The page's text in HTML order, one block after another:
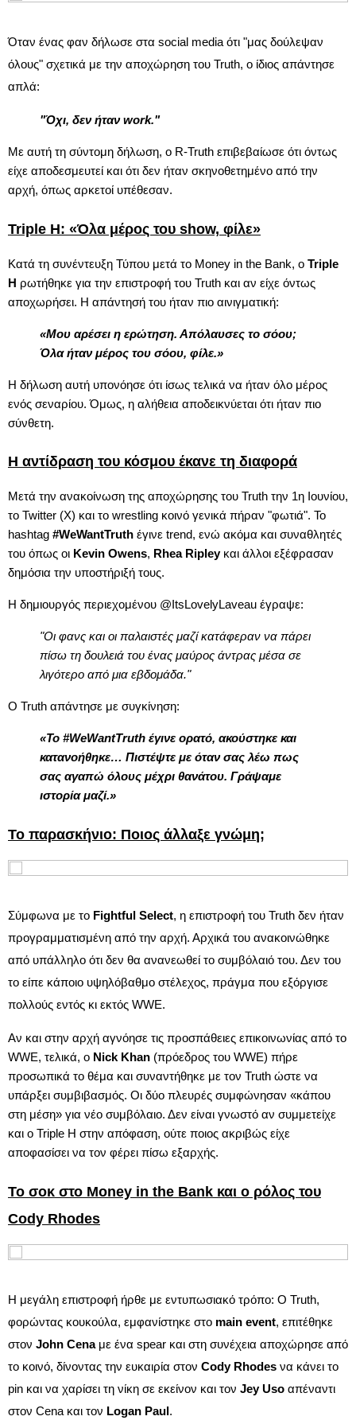
Όταν ένας φαν δήλωσε στα social media ότι "μας δούλεψαν
όλους" σχετικά με την αποχώρηση του Truth, ο ίδιος απάντησε
απλά:
"Όχι, δεν ήταν work."
Με αυτή τη σύντομη δήλωση, ο R-Truth επιβεβαίωσε ότι όντως
είχε αποδεσμευτεί και ότι δεν ήταν σκηνοθετημένο από την
αρχή, όπως αρκετοί υπέθεσαν.
Triple H: «Όλα μέρος του show, φίλε»
Κατά τη συνέντευξη Τύπου μετά το Money in the Bank, ο Triple
H ρωτήθηκε για την επιστροφή του Truth και αν είχε όντως
αποχωρήσει. Η απάντησή του ήταν πιο αινιγματική:
«Μου αρέσει η ερώτηση. Απόλαυσες το σόου;
Όλα ήταν μέρος του σόου, φίλε.»
Η δήλωση αυτή υπονόησε ότι ίσως τελικά να ήταν όλο μέρος
ενός σεναρίου. Όμως, η αλήθεια αποδεικνύεται ότι ήταν πιο
σύνθετη.
Η αντίδραση του κόσμου έκανε τη διαφορά
Μετά την ανακοίνωση της αποχώρησης του Truth την 1η Ιουνίου,
το Twitter (X) και το wrestling κοινό γενικά πήραν "φωτιά". Το
hashtag #WeWantTruth έγινε trend, ενώ ακόμα και συναθλητές
του όπως οι Kevin Owens, Rhea Ripleyκαι άλλοι εξέφρασαν
δημόσια την υποστήριξή τους.
Η δημιουργός περιεχομένου @ItsLovelyLaveau έγραψε:
"Οι φανς και οι παλαιστές μαζί κατάφεραν να πάρει
πίσω τη δουλειά του ένας μαύρος άντρας μέσα σε
λιγότερο από μια εβδομάδα."
Ο Truth απάντησε με συγκίνηση:
«Το #WeWantTruth έγινε ορατό, ακούστηκε και
κατανοήθηκε… Πιστέψτε με όταν σας λέω πως
σας αγαπώ όλους μέχρι θανάτου. Γράψαμε
ιστορία μαζί.»
Το παρασκήνιο: Ποιος άλλαξε γνώμη;
Σύμφωνα με το Fightful Select, η επιστροφή του Truth δεν ήταν
προγραμματισμένη από την αρχή. Αρχικά του ανακοινώθηκε
από υπάλληλο ότι δεν θα ανανεωθεί το συμβόλαιό του. Δεν του
το είπε κάποιο υψηλόβαθμο στέλεχος, πράγμα που εξόργισε
πολλούς εντός κι εκτός WWE.
Αν και στην αρχή αγνόησε τις προσπάθειες επικοινωνίας από το
WWE, τελικά, ο Nick Khan (πρόεδρος του WWE) πήρε
προσωπικά το θέμα και συναντήθηκε με τον Truth ώστε να
υπάρξει συμβιβασμός. Οι δύο πλευρές συμφώνησαν «κάπου
στη μέση» για νέο συμβόλαιο. Δεν είναι γνωστό αν συμμετείχε
και ο Triple H στην απόφαση, ούτε ποιος ακριβώς είχε
αποφασίσει να τον φέρει πίσω εξαρχής.
Το σοκ στο Money in the Bank και ο ρόλος του
Cody Rhodes
Η μεγάλη επιστροφή ήρθε με εντυπωσιακό τρόπο: Ο Truth,
φορώντας κουκούλα, εμφανίστηκε στο main event, επιτέθηκε
στον John Cenaμε ένα spear και στη συνέχεια αποχώρησε από
το κοινό, δίνοντας την ευκαιρία στον Cody Rhodes να κάνει το
pin και να χαρίσει τη νίκη σε εκείνον και τον Jey Uso απέναντι
στον Cena και τον Logan Paul.